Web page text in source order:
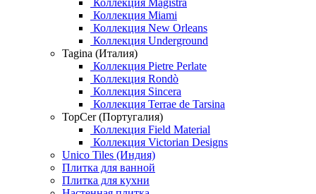
Коллекция Magistra
Коллекция Miami
Коллекция New Orleans
Коллекция Underground
Tagina (Италия)
Коллекция Pietre Perlate
Коллекция Rondò
Коллекция Sincera
Коллекция Terrae de Tarsina
TopCer (Португалия)
Коллекция Field Material
Коллекция Victorian Designs
Unico Tiles (Индия)
Плитка для ванной
Плитка для кухни